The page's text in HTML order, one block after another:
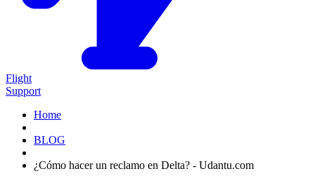
Flight
Support
Home
BLOG
¿Cómo hacer un reclamo en Delta? - Udantu.com